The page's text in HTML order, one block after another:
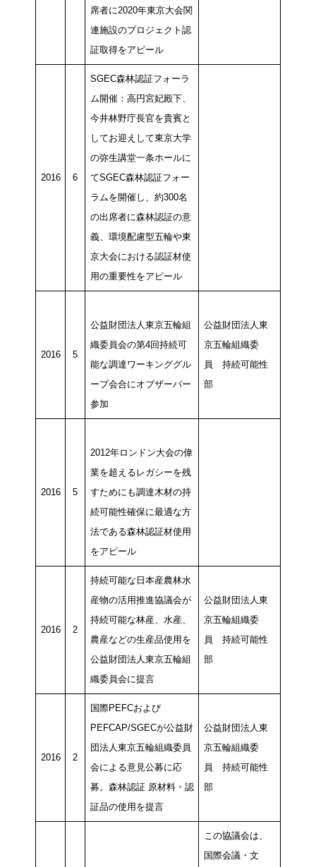
席者に2020年東京大会関
連施設のプロジェクト認
証取得をアピール
2016 6
SGEC森林認証フォーラ
ム開催：高円宮妃殿下、
今井林野庁長官を貴賓と
してお迎えして東京大学
の弥生講堂一条ホールに
てSGEC森林認証フォー
ラムを開催し、約300名
の出席者に森林認証の意
義、環境配慮型五輪や東
京大会における認証材使
用の重要性をアピール
2016 5
公益財団法人東京五輪組
織委員会の第4回持続可
能な調達ワーキンググル
ープ会合にオブザーバー
参加
公益財団法人東
京五輪組織委
員 持続可能性
部
2016 5
2012年ロンドン大会の偉
業を超えるレガシーを残
すためにも調達木材の持
続可能性確保に最適な方
法である森林認証材使用
をアピール
2016 2
持続可能な日本産農林水
産物の活用推進協議会が
持続可能な林産、水産、
農産などの生産品使用を
公益財団法人東京五輪組
織委員会に提言
公益財団法人東
京五輪組織委
員 持続可能性
部
2016 2
国際PEFCおよび
PEFCAP/SGECが公益財
団法人東京五輪組織委員
会による意見公募に応
募。森林認証 原材料・認
証品の使用を提言
公益財団法人東
京五輪組織委
員 持続可能性
部
この協議会は、
国際会議・文